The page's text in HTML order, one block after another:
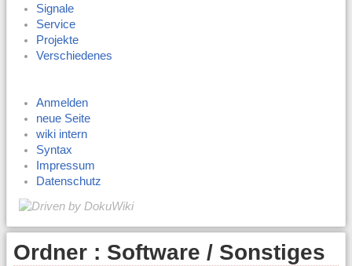
Signale
Service
Projekte
Verschiedenes
Anmelden
neue Seite
wiki intern
Syntax
Impressum
Datenschutz
Ordner : Software / Sonstiges